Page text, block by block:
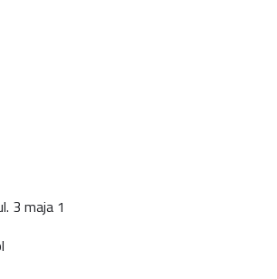
3 maja 1